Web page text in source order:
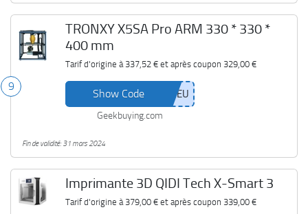
9
TRONXY X5SA Pro ARM 330 * 330 *
400 mm
Tarif d'origine à 337,52 €et après coupon 329,00 €
Show Code
Geekbuying.com
Fin de validité: 31 mars 2024
Imprimante 3D QIDI Tech X-Smart 3
Tarif d'origine à 379,00 €et après coupon 339,00 €